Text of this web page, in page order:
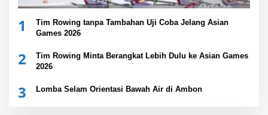
1
Tim Rowing tanpa Tambahan Uji Coba Jelang Asian
Games 2026
2
Tim Rowing Minta Berangkat Lebih Dulu ke Asian Games
2026
3 Lomba Selam Orientasi Bawah Air di Ambon